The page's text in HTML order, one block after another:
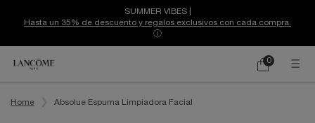
SUMMER VIBES |
Hasta un 35% de descuento y regalos exclusivos con cada compra.
ⓘ
Mi
0
0 producto
Home
Absolue Espuma Limpiadora Facial